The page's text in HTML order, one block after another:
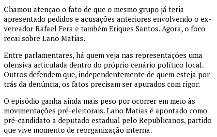
Chamou atenção o fato de que o mesmo grupo já teria
apresentado pedidos e acusações anteriores envolvendo o ex-
vereador Rafael Fera e também Eriques Santos. Agora, o foco
recai sobre Lano Matias.
Entre parlamentares, há quem veja nas representações uma
ofensiva articulada dentro do próprio cenário político local.
Outros defendem que, independentemente de quem esteja por
trás da denúncia, os fatos precisam ser apurados com rigor.
O episódio ganha ainda mais peso por ocorrer em meio às
movimentações pré-eleitorais. Lano Matias é apontado como
pré-candidato a deputado estadual pelo Republicanos, partido
que vive momento de reorganização interna.